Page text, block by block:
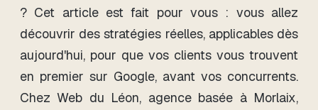
? Cet article est fait pour vous : vous allez
découvrir des stratégies réelles, applicables dès
aujourd'hui, pour que vos clients vous trouvent
en premier sur Google, avant vos concurrents.
Chez Web du Léon, agence basée à Morlaix,